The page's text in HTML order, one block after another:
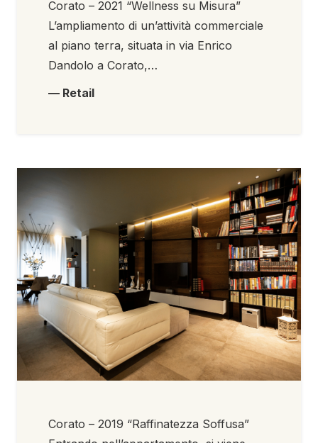
Corato – 2021 “Wellness su Misura”
L’ampliamento di un’attività commerciale
al piano terra, situata in via Enrico
Dandolo a Corato,…
— Retail
Corato – 2019 “Raffinatezza Soffusa”